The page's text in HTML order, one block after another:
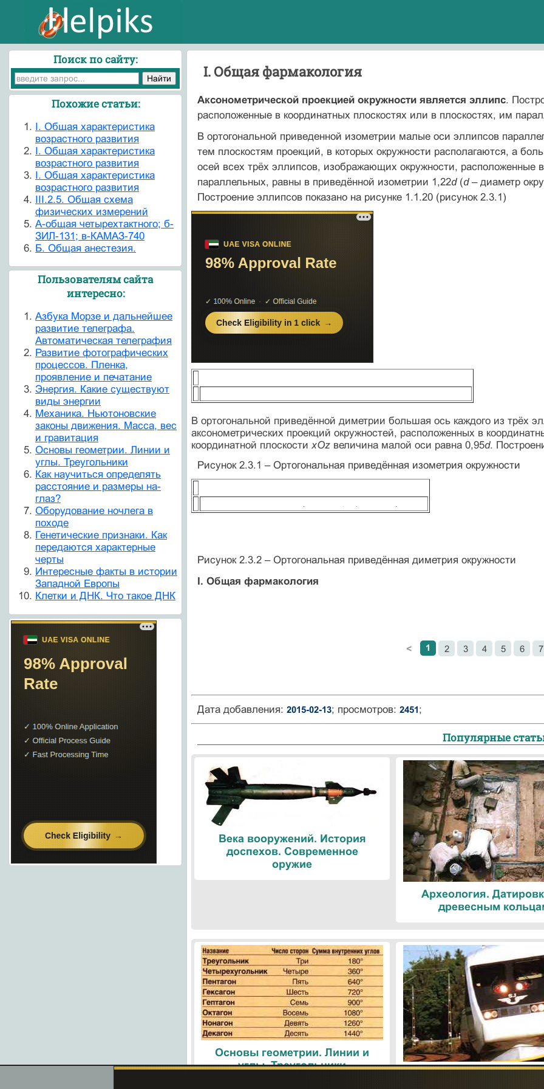
I. Общая фармакология
Аксонометрической проекцией окружности является эллипс.
расположенные в координатных плоскостях или в плоскостях, им
В ортогональной приведенной изометрии малые оси эллипсов
тем плоскостям проекций, в которых окружности располагаются, а
осей всех трёх эллипсов, изображающих окружности, расположенные
параллельных, равны в приведённой изометрии 1,22d(d – диаметр
Построение эллипсов показано на рисунке 1.1.20 (рисунок 2.3.1)
В ортогональной приведённой диметрии большая ось каждого из трёх
аксонометрических проекций окружностей, расположенных в
координатной плоскости хОzвеличина малой оси равна 0,95d.
Рисунок 2.3.1 – Ортогональная приведённая изометрия окружности
Рисунок 2.3.2 – Ортогональная приведённая диметрия окружности
I. Общая фармакология
< 1 2 3 4 5 6 7
Дата добавления: 2015-02-13; просмотров: 2451;
Популярные
Века вооружений. История
доспехов. Современное
оружие
Археология.
древесным
Основы геометрии. Линии и
углы. Треугольники
Поезда.
Поиск по сайту:
Похожие статьи:
I. Общая характеристика
возрастного развития
I. Общая характеристика
возрастного развития
I. Общая характеристика
возрастного развития
III.2.5. Общая схема
физических измерений
А-общая четырехтактного; б-
ЗИЛ-131; в-КАМАЗ-740
Б. Общая анестезия.
Пользователям сайта
интересно:
Азбука Морзе и дальнейшее
развитие телеграфа.
Автоматическая телеграфия
Развитие фотографических
процессов. Пленка,
проявление и печатание
Энергия. Какие существуют
виды энергии
Механика. Ньютоновские
законы движения. Масса, вес
и гравитация
Основы геометрии. Линии и
углы. Треугольники
Как научиться определять
расстояние и размеры на-
глаз?
Оборудование ночлега в
походе
Генетические признаки. Как
передаются характерные
черты
Интересные факты в истории
Западной Европы
Клетки и ДНК. Что такое ДНК